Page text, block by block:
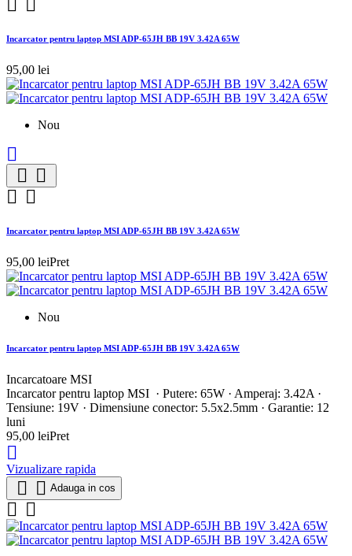
Incarcator pentru laptop MSI ADP-65JH BB 19V 3.42A 65W
95,00 lei
Nou

 
 
Incarcator pentru laptop MSI ADP-65JH BB 19V 3.42A 65W
95,00 leiPret
Nou
Incarcator pentru laptop MSI ADP-65JH BB 19V 3.42A 65W
Incarcatoare MSI
Incarcator pentru laptop MSI · Putere: 65W · Amperaj: 3.42A ·
Tensiune: 19V · Dimensiune conector: 5.5x2.5mm · Garantie: 12
luni
95,00 leiPret

Vizualizare rapida
  Adauga in cos
 